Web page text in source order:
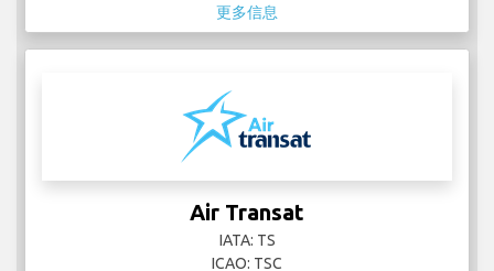
更多信息
Air Transat
IATA: TS
ICAO: TSC